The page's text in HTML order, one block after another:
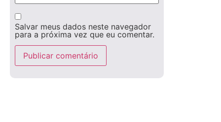
Salvar meus dados neste navegador
para a próxima vez que eu comentar.